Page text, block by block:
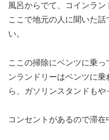
風呂からでて、コインラ
ここで地元の人に聞いた
い。
ここの掃除にベンツに乗
ンランドリーはベンツに
ら、ガソリンスタンドもや
コンセントがあるので滞在